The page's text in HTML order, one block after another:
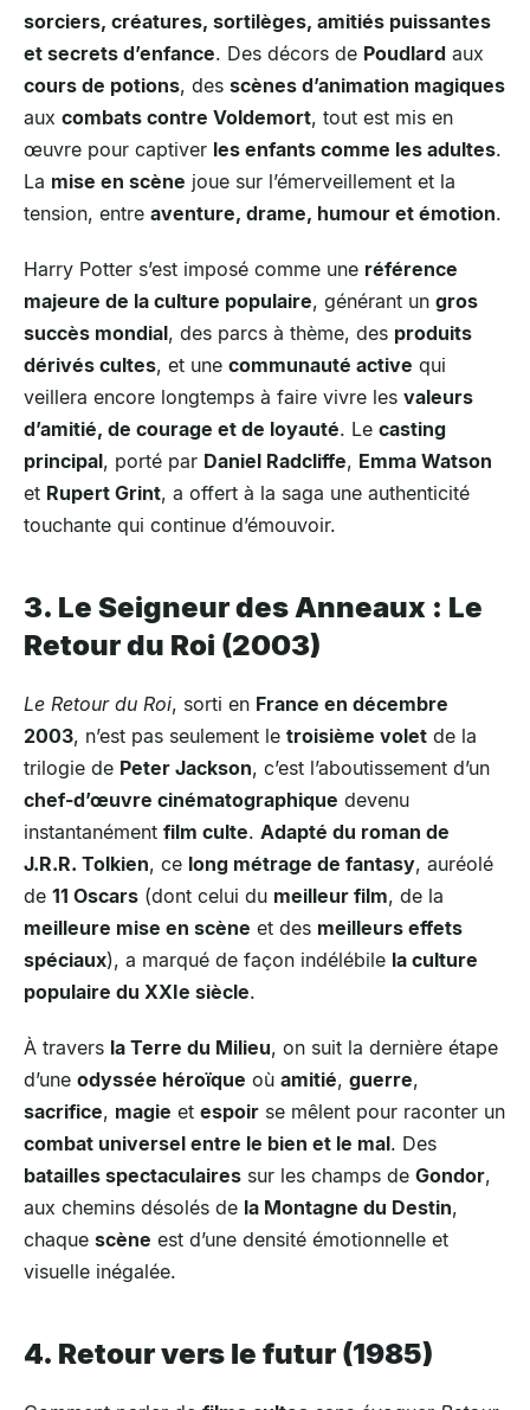
sorciers, créatures, sortilèges, amitiés puissantes
et secrets d’enfance. Des décors de Poudlard aux
cours de potions, des scènes d’animation magiques
aux combats contre Voldemort, tout est mis en
œuvre pour captiver les enfants comme les adultes.
La mise en scène joue sur l’émerveillement et la
tension, entre aventure, drame, humour et émotion.
Harry Potter s’est imposé comme une référence
majeure de la culture populaire, générant un gros
succès mondial, des parcs à thème, des produits
dérivés cultes, et une communauté active qui
veillera encore longtemps à faire vivre les valeurs
d’amitié, de courage et de loyauté. Le casting
principal, porté par Daniel Radcliffe, Emma Watson
et Rupert Grint, a offert à la saga une authenticité
touchante qui continue d’émouvoir.
3. Le Seigneur des Anneaux : Le
Retour du Roi (2003)
Le Retour du Roi, sorti en France en décembre
2003, n’est pas seulement le troisième volet de la
trilogie de Peter Jackson, c’est l’aboutissement d’un
chef-d’œuvre cinématographique devenu
instantanément film culte. Adapté du roman de
J.R.R. Tolkien, ce long métrage de fantasy, auréolé
de 11 Oscars (dont celui du meilleur film, de la
meilleure mise en scène et des meilleurs effets
spéciaux), a marqué de façon indélébile la culture
populaire du XXIe siècle.
À travers la Terre du Milieu, on suit la dernière étape
d’une odyssée héroïque où amitié, guerre,
sacrifice, magie et espoir se mêlent pour raconter un
combat universel entre le bien et le mal. Des
batailles spectaculaires sur les champs de Gondor,
aux chemins désolés de la Montagne du Destin,
chaque scène est d’une densité émotionnelle et
visuelle inégalée.
4. Retour vers le futur (1985)